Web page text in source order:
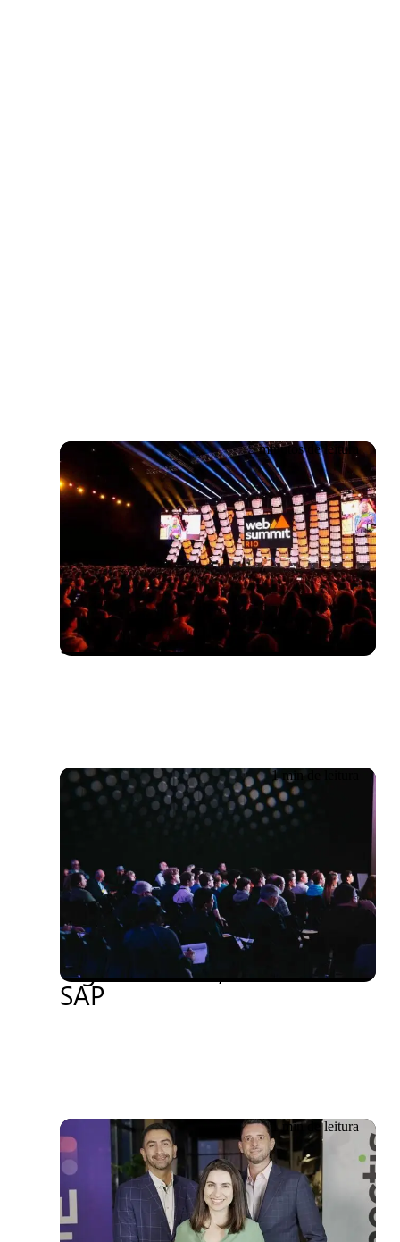
5 minutos de leitura
04/04/2024
A Getronics apresenta a IA
conversacional na Web
Summit Rio 2024
1 min de leitura
Evento CXO: Como lidar
com a transformação
digital com IA, No-Code e
SAP
1 min de leitura
Evento já realizado17/10/2023